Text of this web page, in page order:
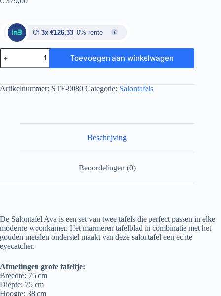
Of 3x €126,33 , 0% rente
Toevoegen aan winkelwagen
Artikelnummer: STF-9080 Categorie: Salontafels
Beschrijving
Beoordelingen (0)
De Salontafel Ava is een set van twee tafels die perfect passen in elke
moderne woonkamer. Het marmeren tafelblad in combinatie met het
gouden metalen onderstel maakt van deze salontafel een echte
eyecatcher.
Afmetingen grote tafeltje:
Breedte: 75 cm
Diepte: 75 cm
Hoogte: 38 cm